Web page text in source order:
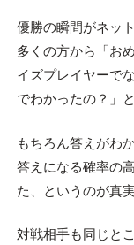
優勝の瞬間がネッ
多くの方から「お
イズプレイヤーで
でわかったの？」
もちろん答えがわ
答えになる確率の
た、というのが真実
対戦相手も同じと